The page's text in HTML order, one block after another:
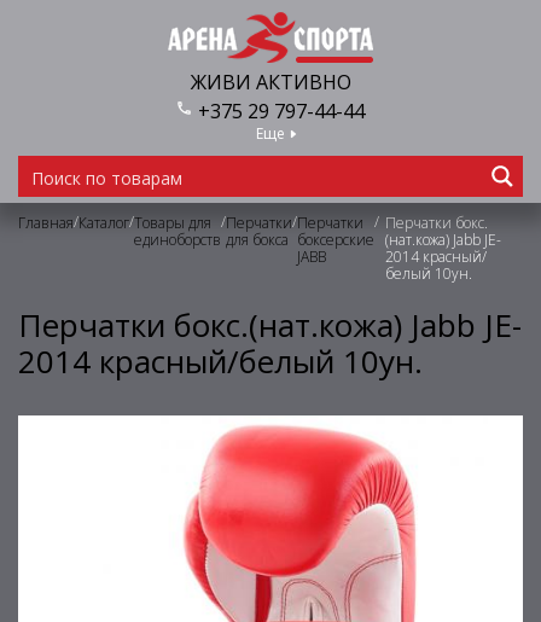
ЖИВИ АКТИВНО
+375 29 797-44-44
Еще
Главная/Каталог/Товары для
единоборств
/Перчатки
для бокса
/Перчатки
боксерские
JABB
/ Перчатки бокс.
(нат.кожа) Jabb JE-
2014 красный/
белый 10ун.
Перчатки бокс.(нат.кожа) Jabb JE-
2014 красный/белый 10ун.